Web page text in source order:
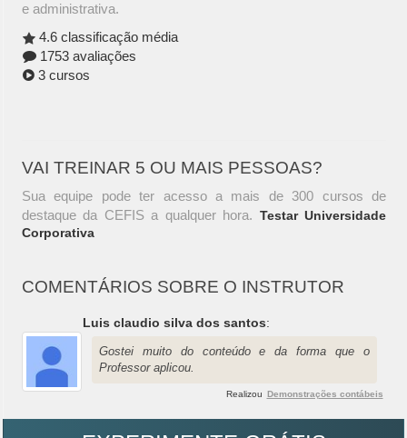
e administrativa.
4.6 classificação média
1753 avaliações
3 cursos
VAI TREINAR 5 OU MAIS PESSOAS?
Sua equipe pode ter acesso a mais de 300 cursos de
destaque da CEFIS a qualquer hora. Testar Universidade
Corporativa
COMENTÁRIOS SOBRE O INSTRUTOR
Luis claudio silva dos santos:
Gostei muito do conteúdo e da forma que o
Professor aplicou.
Realizou Demonstrações contábeis